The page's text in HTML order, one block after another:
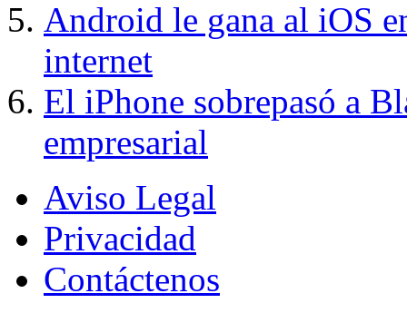
Android le gana al iOS
internet
El iPhone sobrepasó a
empresarial
Aviso Legal
Privacidad
Contáctenos